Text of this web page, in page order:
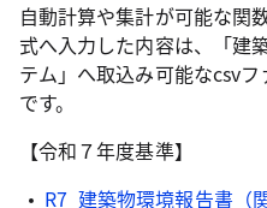
自動計算や集計が可能な関
式へ入力した内容は、「建
テム」へ取込み可能なcsv
です。
【令和７年度基準】
R7_建築物環境報告書（